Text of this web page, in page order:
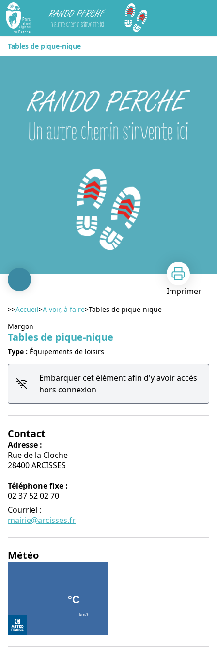
Rando Perche
Tables de pique-nique
Imprimer
>>Accueil>A voir, à faire>Tables de pique-nique
Margon
Tables de pique-nique
Type : Équipements de loisirs
Embarquer cet élément afin d'y avoir accès
hors connexion
Contact
Adresse :
Rue de la Cloche
28400 ARCISSES
Téléphone fixe :
02 37 52 02 70
Courriel :
mairie@arcisses.fr
Météo